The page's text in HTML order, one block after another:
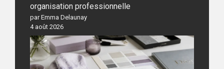
organisation professionnelle
par Emma Delaunay
4 août 2026